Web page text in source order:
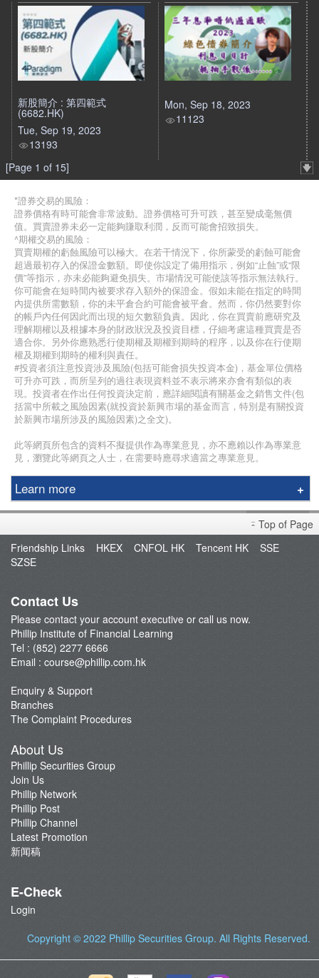
新股簡介 : 第四範式
(6682.HK)
Tue, Sep 19, 2023
13193
Mon, Sep 18, 2023
11123
[Page 1 of 15]
*證券交易的風險：
證券價格有時可能會非常波動。證券價格可升可跌，甚至變成毫無價
值。買賣證券未必一定能夠賺取利潤，反而可能會招致損失。
^期權交易的風險：
買賣期權的虧蝕風險可以極大。在若干情況下，你所蒙受的虧蝕可能會
超過最初存入的保證金數額。即使你設定了備用指示，例如“止蝕”或“限
價”等指示，亦未必能夠避免損失。市場情況可能使該等指示無法執行。
你可能會在短時間內被要求存入額外的保證金。假如未能在指定的時間
內提供所需數額，你的未平倉合約可能會被平倉。然而，你仍然要對你
的帳戶內任何因此而出現的短欠數額負責。因此，你在買賣前應研究及
理解期權以及根據本身的財政狀況及投資目標，仔細考慮這種買賣是否
適合你。另外你應熟悉行使期權及期權到期時的程序，以及你在行使期
權及期權到期時的權利與責任。
#投資者須注意投資涉及風險(包括可能會損失投資本金)，基金單位價格
可升亦可跌，而所呈列的過往表現資料並不表示將來亦會有類似的表
現。投資者在作出任何投資決定前，應詳細閱讀有關基金之銷售文件(包
括當中所載之風險因素(就投資於新興市場的基金而言，特別是有關投資
於新興市場所涉及的風險因素)之全文)。
此等網頁所包含的資料不擬提供作為專業意見，亦不應賴以作為專業意
見，瀏覽此等網頁之人士，在需要時應尋求適當之專業意見。
Learn more
Education Center
Course & Seminar
Speaker
Top of Page
Friendship Links
HKEX CNFOL HK Tencent HK
SSE
SZSE
Contact Us
Please contact your account executive or call us now.
Phillip Institute of Financial Learning
Tel : (852) 2277 6666
Email : course@phillip.com.hk
Enquiry & Support
Branches
The Complaint Procedures
About Us
Phillip Securities Group
Join Us
Phillip Network
Phillip Post
Phillip Channel
Latest Promotion
新闻稿
E-Check
Login
Copyright © 2022 Phillip Securities Group. All Rights Reserved.